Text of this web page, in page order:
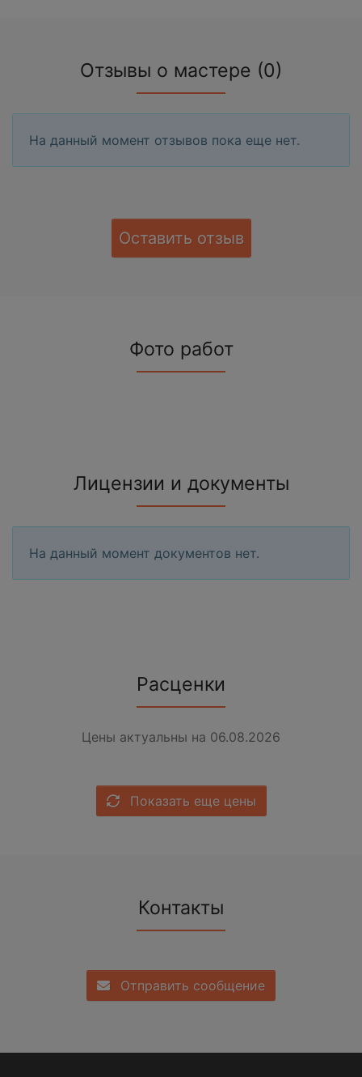
Отзывы о мастере (0)
На данный момент отзывов пока еще нет.
Оставить отзыв
Фото работ
Лицензии и документы
На данный момент документов нет.
Расценки
Цены актуальны на 06.08.2026
Показать еще цены
Контакты
Отправить сообщение